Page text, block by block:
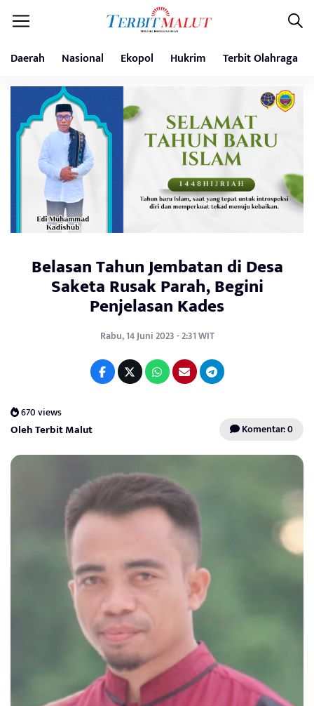
Daerah Nasional Ekopol Hukrim Terbit Olahraga
Belasan Tahun Jembatan di Desa
Saketa Rusak Parah, Begini
Penjelasan Kades
Rabu, 14 Juni 2023 - 2:31 WIT
670 views
Oleh Terbit Malut Komentar: 0